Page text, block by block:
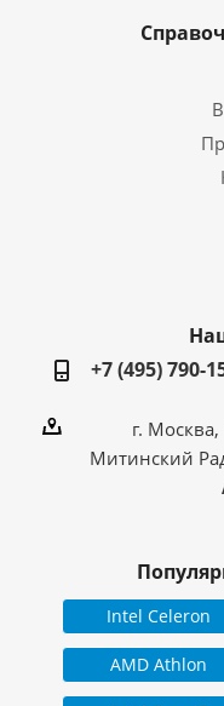
+7 (495) 790-
г.
Митинский
Intel Celeron
AMD Athlon